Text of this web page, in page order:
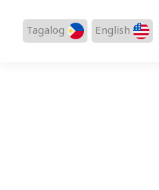
English
Tagalog